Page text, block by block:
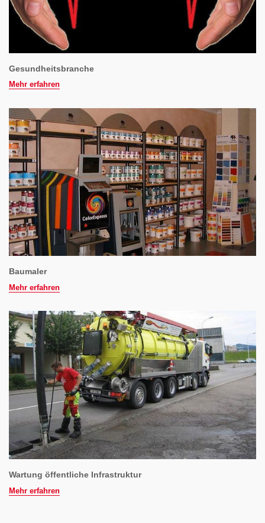
Gesundheitsbranche
Mehr erfahren
Baumaler
Mehr erfahren
Wartung öffentliche Infrastruktur
Mehr erfahren